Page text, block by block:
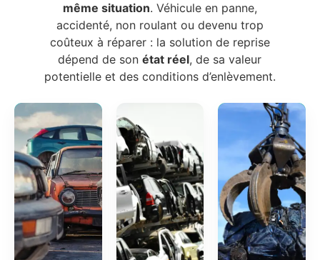
même situation. Véhicule en panne,
accidenté, non roulant ou devenu trop
coûteux à réparer : la solution de reprise
dépend de sonétat réel, de sa valeur
potentielle et des conditions d’enlèvement.